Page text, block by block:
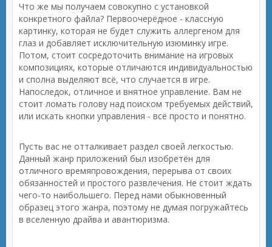
Что же мы получаем совокупно с установкой
конкретного файла? Первоочерёдное - классную
картинку, которая не будет служить аллергеном для
глаз и добавляет исключительную изюминку игре.
Потом, стоит сосредоточить внимание на игровых
композициях, которые отличаются индивидуальностью
и сполна выделяют всё, что случается в игре.
Напоследок, отличное и внятное управление. Вам не
стоит ломать голову над поиском требуемых действий,
или искать кнопки управления - всё просто и понятно.
Пусть вас не отталкивает раздел своей легкостью.
Данный жанр приложений был изобретён для
отличного времяпровождения, перерыва от своих
обязанностей и простого развлечения. Не стоит ждать
чего-то наибольшего. Перед нами обыкновенный
образец этого жанра, поэтому не думая погружайтесь
в вселенную драйва и авантюризма.